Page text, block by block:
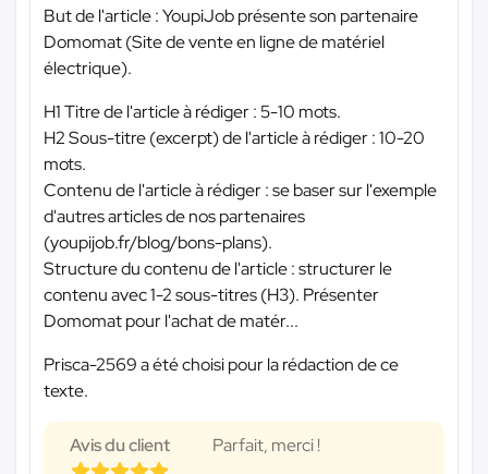
But de l'article : YoupiJob présente son partenaire
Domomat (Site de vente en ligne de matériel
électrique).
H1 Titre de l'article à rédiger : 5-10 mots.
H2 Sous-titre (excerpt) de l'article à rédiger : 10-20
mots.
Contenu de l'article à rédiger : se baser sur l'exemple
d'autres articles de nos partenaires
(youpijob.fr/blog/bons-plans).
Structure du contenu de l'article : structurer le
contenu avec 1-2 sous-titres (H3). Présenter
Domomat pour l'achat de matér...
Prisca-2569 a été choisi pour la rédaction de ce
texte.
Avis du client Parfait, merci !